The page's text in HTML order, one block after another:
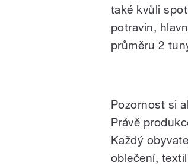
také kvůli
potravin,
průměru 2
Pozornost si
Právě
Každý
oblečení,